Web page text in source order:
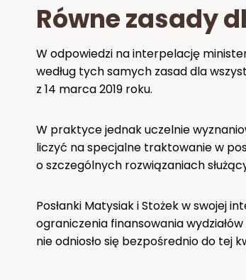
Równe zasady
W odpowiedzi na interpelację
według tych samych zasad dla
z 14 marca 2019 roku.
W praktyce jednak uczelnie
liczyć na specjalne traktowanie w
o szczególnych rozwiązaniach
Posłanki Matysiak i Stożek w swojej
ograniczenia finansowania
nie odniosło się bezpośrednio do tej